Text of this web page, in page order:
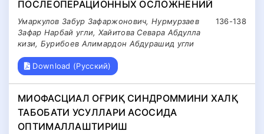
ПОСЛЕОПЕРАЦИОННЫХ ОСЛОЖНЕНИЙ
136-138
Умаркулов Забур Зафаржонович, Нурмурзаев
Зафар Нарбай угли, Хайитова Севара Абдулла
кизи, Бурибоев Алимардон Абдурашид угли
Download (Русский)
МИОФАСЦИАЛ ОҒРИҚ СИНДРОММИНИ ХАЛҚ
ТАБОБАТИ УСУЛЛАРИ АСОСИДА
ОПТИМАЛЛАШТИРИШ